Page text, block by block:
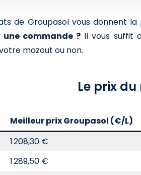
de Groupasol vous donnent
commande ? Il vous suffit
mazout ou non.
Le prix
Meilleur prix Groupasol (€/L)
1 208,30 €
1 289,50 €